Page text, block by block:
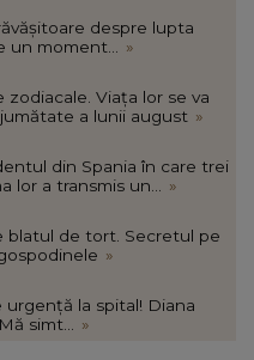
despre lupta
un moment... »
Viața lor se va
a lunii august »
din Spania în care trei
lor a transmis un... »
blatul de tort. Secretul pe
»
urgență la spital! Diana
simt... »